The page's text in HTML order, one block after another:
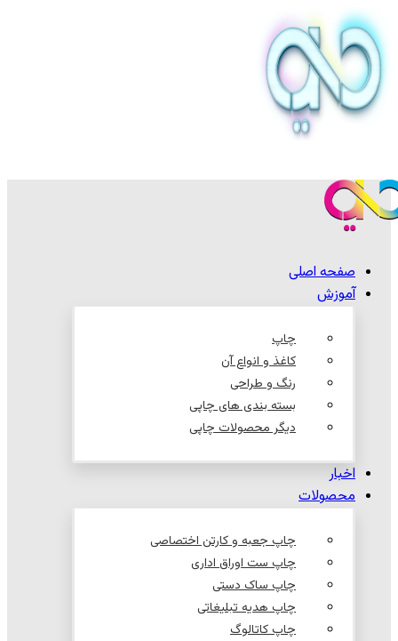
صفحه اصلی
آموزش
چاپ
کاغذ و انواع آن
رنگ و طراحی
بسته بندی های چاپی
دیگر محصولات چاپی
اخبار
محصولات
چاپ جعبه و کارتن اختصاصی
چاپ ست اوراق اداری
چاپ ساک دستی
چاپ هدیه تبلیغاتی
چاپ کاتالوگ